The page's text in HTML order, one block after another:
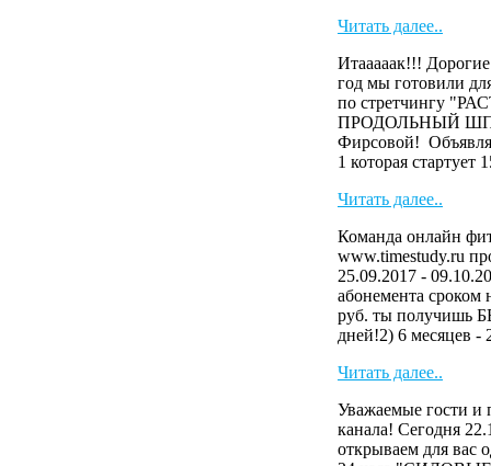
Читать далее..
Итааааак!!!
год мы готовили
по стретчингу
ПРОДОЛЬНЫЙ
Фирсовой!
1 которая стартует
Читать далее..
Команда онлайн
www.timestudy.ru
25.09.2017 -
абонемента сроком
руб. ты получишь
дней!2) 6 месяцев -
Читать далее..
Уважаемые гости и
канала! Сегодня
открываем для вас